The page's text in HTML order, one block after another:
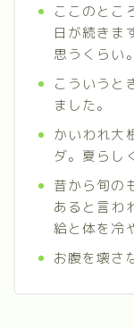
ここのとこ
日が続きま
思うくらい。
こういうと
ました。
かいわれ大
ダ。夏らし
昔から旬の
あると言わ
給と体を冷
お腹を壊さ